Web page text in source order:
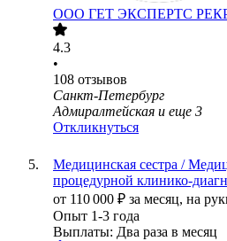
ООО ГЕТ ЭКСПЕРТС
4.3
•
108 отзывов
Санкт-Петербург
Адмиралтейская и еще 3
Откликнуться
Медицинская сестра /
процедурной клинико-
от 110 000 ₽ за месяц, на
Опыт 1-3 года
Выплаты: Два раза в месяц